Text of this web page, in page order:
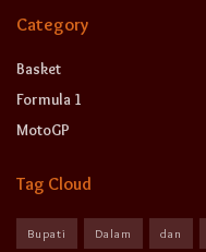
Category
Basket
Formula 1
MotoGP
Tag Cloud
Bupati Dalam dan